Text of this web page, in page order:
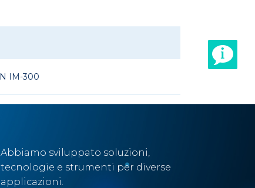
IM-300
Abbiamo sviluppato soluzioni,
tecnologie e strumenti per diverse
applicazioni.